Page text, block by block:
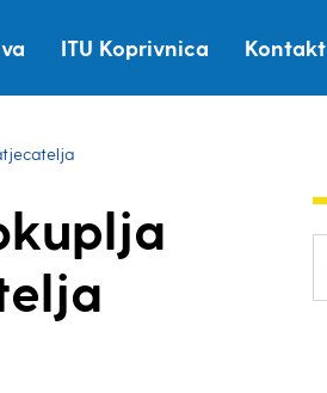
ITU Koprivnica Kontakt